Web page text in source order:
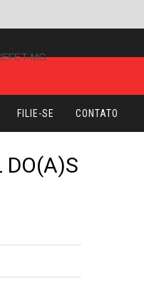
FILIE-SE CONTATO
DO(A)S